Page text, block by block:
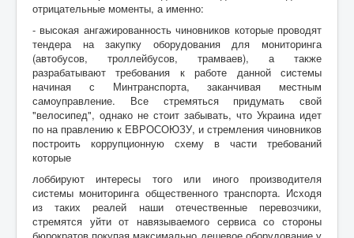
отрицательные моменты, а именно:
- высокая ангажированность чиновников которые проводят
тендера на закупку оборудования для мониторинга
(автобусов, троллейбусов, трамваев), а также
разрабатывают требования к работе данной системы
начиная с Минтранспорта, заканчивая местным
самоуправление. Все стремяться придумать свой
"велосипед", однако не стоит забывать, что Украина идет
по на правлению к ЕВРОСОЮЗУ, и стремления чиновников
построить коррупционную схему в части требований
которые
лоббируют интересы того или иного производителя
системы мониторинга общественного транспорта. Исходя
из таких реалей наши отечественные перевозчики,
стремятся уйти от навязываемого сервиса со стороны
бюрократов покупая максимально дешевое оборудование у